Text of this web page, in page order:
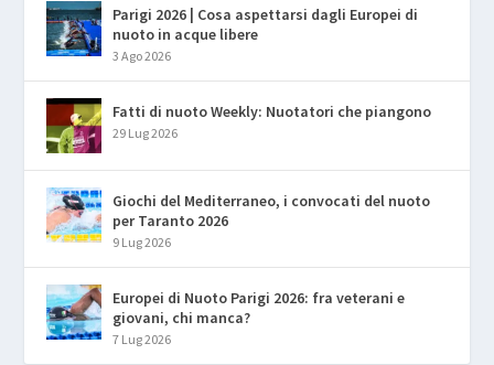
Parigi 2026 | Cosa aspettarsi dagli Europei di
nuoto in acque libere
3 Ago 2026
Fatti di nuoto Weekly: Nuotatori che piangono
29 Lug 2026
Giochi del Mediterraneo, i convocati del nuoto
per Taranto 2026
9 Lug 2026
Europei di Nuoto Parigi 2026: fra veterani e
giovani, chi manca?
7 Lug 2026